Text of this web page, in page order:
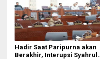
Hadir Saat Paripurna akan
Berakhir, Interupsi Syahrul